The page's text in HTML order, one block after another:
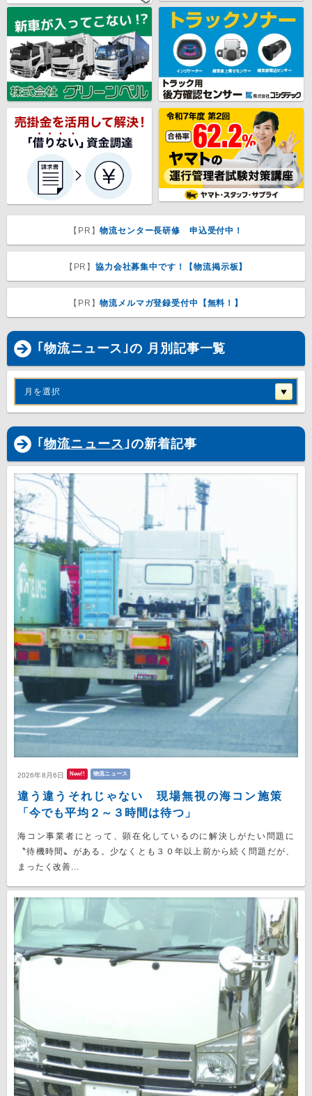
【PR】物流センター長研修 申込受付中！
【PR】協力会社募集中です！【物流掲示板】
【PR】物流メルマガ登録受付中【無料！】
｢物流ニュース｣の 月別記事一覧
月を選択
｢ 物流ニュース｣の新着記事
2026年8月6日 New!! 物流ニュース
違う違うそれじゃない 現場無視の海コン施策
「今でも平均２～３時間は待つ」
海コン事業者にとって、顕在化しているのに解決しがたい問題に
〝待機時間〟がある。少なくとも３０年以上前から続く問題だが、
まったく改善...